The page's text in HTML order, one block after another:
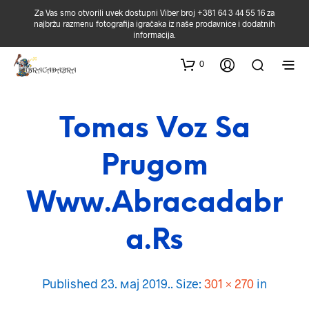
Za Vas smo otvorili uvek dostupni Viber broj +381 64 3 44 55 16 za
najbržu razmenu fotografija igračaka iz naše prodavnice i dodatnih
informacija.
0
Tomas Voz Sa
Prugom
Www.abracadabr
A.rs
Published 23. мај 2019.. Size:301 × 270 in